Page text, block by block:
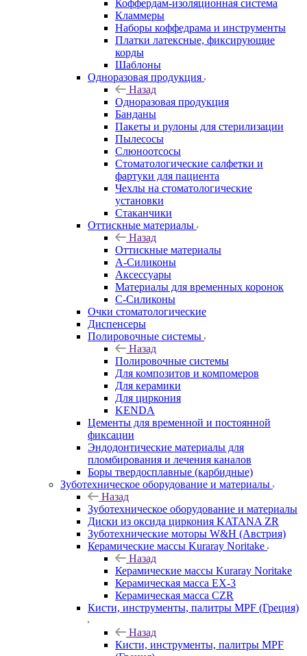
Коффердам-изоляционная система
Кламмеры
Наборы коффедрама и инструменты
Платки латексные, фиксирующие
корды
Шаблоны
Одноразовая продукция
Назад
Одноразовая продукция
Банданы
Пакеты и рулоны для стерилизации
Пылесосы
Слюноотсосы
Стоматологические салфетки и
фартуки для пациента
Чехлы на стоматологические
установки
Стаканчики
Оттискные материалы
Назад
Оттискные материалы
А-Силиконы
Аксессуары
Материалы для временных коронок
С-Силиконы
Очки стоматологические
Диспенсеры
Полировочные системы
Назад
Полировочные системы
Для композитов и компомеров
Для керамики
Для циркония
KENDA
Цементы для временной и постоянной
фиксации
Эндодонтические материалы для
пломбирования и лечения каналов
Боры твердосплавные (карбидные)
Зуботехническое оборудование и материалы
Назад
Зуботехническое оборудование и материалы
Диски из оксида циркония KATANA ZR
Зуботехнические моторы W&H (Австрия)
Керамические массы Kuraray Noritake
Назад
Керамические массы Kuraray Noritake
Керамическая масса EX-3
Керамическая масса CZR
Кисти, инструменты, палитры MPF (Греция)
Назад
Кисти, инструменты, палитры MPF